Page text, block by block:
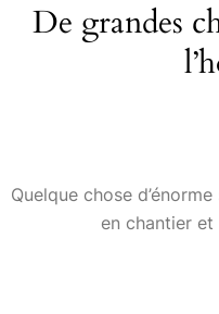
De grandes
Quelque chose
en chantier